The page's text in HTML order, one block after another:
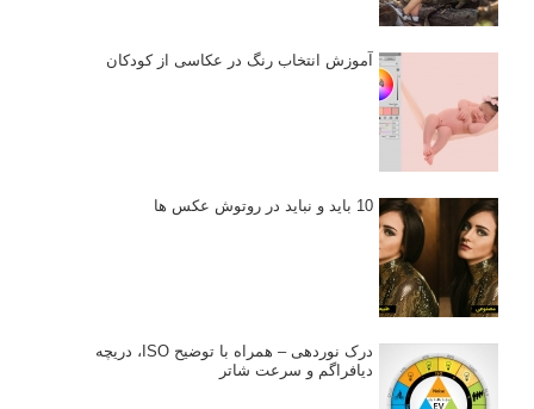
آموزش انتخاب رنگ در عکاسی از کودکان
10 باید و نباید در روتوش عکس ها
درک نوردهی – همراه با توضیح ISO، دریچه
دیافراگم و سرعت شاتر